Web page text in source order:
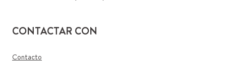
CONTACTAR CON
Contacto